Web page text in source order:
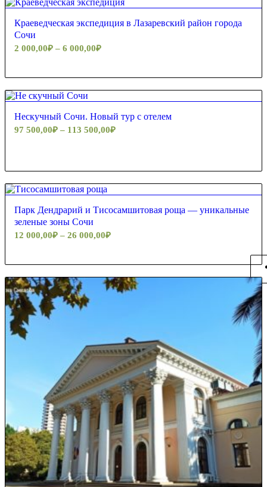
Краеведческая экспедиция в Лазаревский район города
Сочи
2 000,00₽ – 6 000,00₽
Нескучный Сочи. Новый тур с отелем
97 500,00₽ – 113 500,00₽
Парк Дендрарий и Тисосамшитовая роща — уникальные
зеленые зоны Сочи
12 000,00₽ – 26 000,00₽